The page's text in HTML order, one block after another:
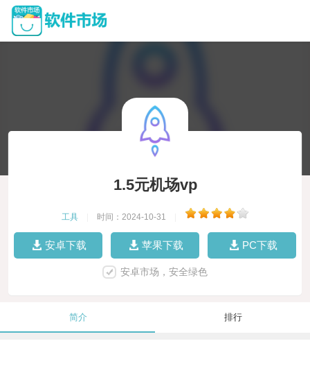
1.5元机场vp
工具 时间：2024-10-31
安卓下载 苹果下载 PC下载
安卓市场，安全绿色
简介 排行